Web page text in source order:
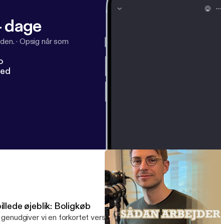
dage
· Opsig når som
øjeblik: Boligkøb
vi en forkortet version af vores podcast episode med